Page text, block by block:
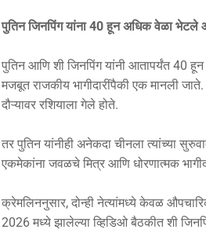
पुतिन जिनपिंग यांना 40 हून अधिक वेळा भेटले
पुतिन आणि शी जिनपिंग यांनी आतापर्यंत 40
मजबूत राजकीय भागीदारींपैकी एक मानली जाते.
दौऱ्यावर रशियाला गेले होते.
तर पुतिन यांनीही अनेकदा चीनला त्यांच्या
एकमेकांना जवळचे मित्र आणि धोरणात्मक
क्रेमलिननुसार, दोन्ही नेत्यांमध्ये केवळ
2026 मध्ये झालेल्या व्हिडिओ बैठकीत शी